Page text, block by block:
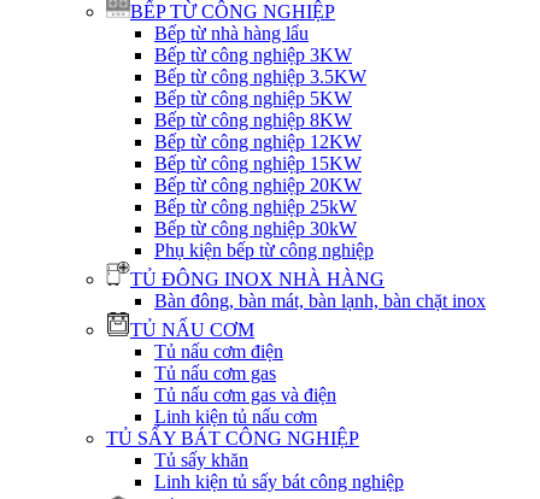
BẾP TỪ CÔNG NGHIỆP
Bếp từ nhà hàng lẩu
Bếp từ công nghiệp 3KW
Bếp từ công nghiệp 3.5KW
Bếp từ công nghiệp 5KW
Bếp từ công nghiệp 8KW
Bếp từ công nghiệp 12KW
Bếp từ công nghiệp 15KW
Bếp từ công nghiệp 20KW
Bếp từ công nghiệp 25kW
Bếp từ công nghiệp 30kW
Phụ kiện bếp từ công nghiệp
TỦ ĐÔNG INOX NHÀ HÀNG
Bàn đông, bàn mát, bàn lạnh, bàn chặt inox
TỦ NẤU CƠM
Tủ nấu cơm điện
Tủ nấu cơm gas
Tủ nấu cơm gas và điện
Linh kiện tủ nấu cơm
TỦ SẤY BÁT CÔNG NGHIỆP
Tủ sấy khăn
Linh kiện tủ sấy bát công nghiệp